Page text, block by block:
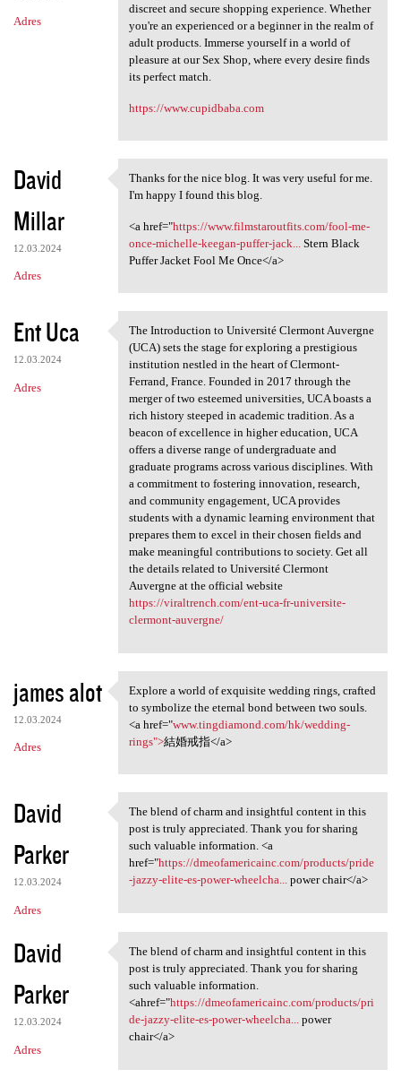
Adres
discreet and secure shopping experience. Whether
you're an experienced or a beginner in the realm of
adult products. Immerse yourself in a world of
pleasure at our Sex Shop, where every desire finds
its perfect match.
https://www.cupidbaba.com
David
Millar
12.03.2024
Adres
Thanks for the nice blog. It
Thanks for the nice blog. It was very useful for me.
I'm happy I found this blog.
<a href="https://www.filmstaroutfits.com/fool-me-
once-michelle-keegan-puffer-jack...
Stern Black
Puffer Jacket Fool Me Once</a>
Ent Uca
12.03.2024
Adres
The Introduction to
The Introduction to Université Clermont Auvergne
(UCA) sets the stage for exploring a prestigious
institution nestled in the heart of Clermont-
Ferrand, France. Founded in 2017 through the
merger of two esteemed universities, UCA boasts a
rich history steeped in academic tradition. As a
beacon of excellence in higher education, UCA
offers a diverse range of undergraduate and
graduate programs across various disciplines. With
a commitment to fostering innovation, research,
and community engagement, UCA provides
students with a dynamic learning environment that
prepares them to excel in their chosen fields and
make meaningful contributions to society. Get all
the details related to Université Clermont
Auvergne at the official website
https://viraltrench.com/ent-uca-fr-universite-
clermont-auvergne/
james alot
12.03.2024
Adres
Explore a world of exquisite
Explore a world of exquisite wedding rings, crafted
to symbolize the eternal bond between two souls.
<a href="www.tingdiamond.com/hk/wedding-
rings">結婚戒指</a>
David
Parker
12.03.2024
Adres
The blend of charm and
The blend of charm and insightful content in this
post is truly appreciated. Thank you for sharing
such valuable information. <a
href="https://dmeofamericainc.com/products/pride
-jazzy-elite-es-power-wheelcha...power chair</a>
David
Parker
12.03.2024
Adres
The blend of charm and
The blend of charm and insightful content in this
post is truly appreciated. Thank you for sharing
such valuable information.
<ahref="https://dmeofamericainc.com/products/pri
de-jazzy-elite-es-power-wheelcha...power
chair</a>